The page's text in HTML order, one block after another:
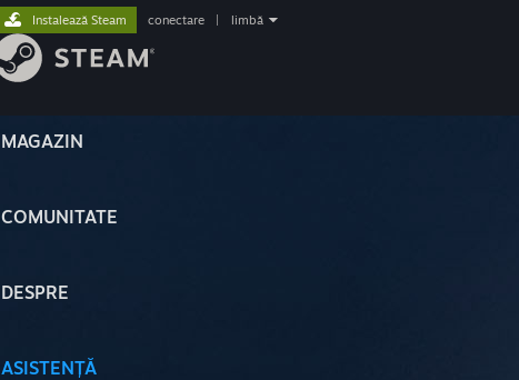
MAGAZIN
COMUNITATE
DESPRE
ASISTENȚĂ
Instalează Steam conectare limbă